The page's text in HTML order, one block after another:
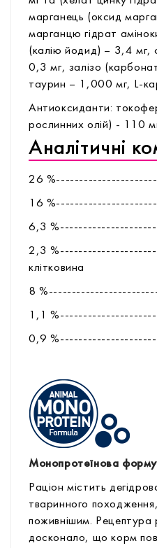
марганець (оксид
марганцю гідрат
(калію йодид) – 3,4 мг,
0,3 мг, залізо
таурин – 1,000 мг, L-
Антиоксиданти:
рослинних олій) - 110
Аналітичні
26
16
6,3
2,3
клітковина
8
1,1
0,9
Монопротеїнова
Раціон містить
тваринного
поживнішим. Рецептура
досконало, що корм